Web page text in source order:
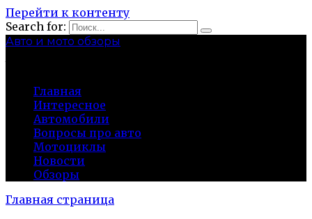
Перейти к контенту
Search for:
Авто и мото обзоры
Главная
Интересное
Автомобили
Вопросы про авто
Мотоциклы
Новости
Обзоры
Главная страница